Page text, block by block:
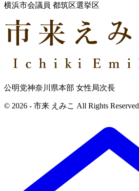
横浜市会議員 都筑区選挙区
公明党神奈川県本部 女性局次長
© 2026 - 市来 えみこ All Rights Reserved